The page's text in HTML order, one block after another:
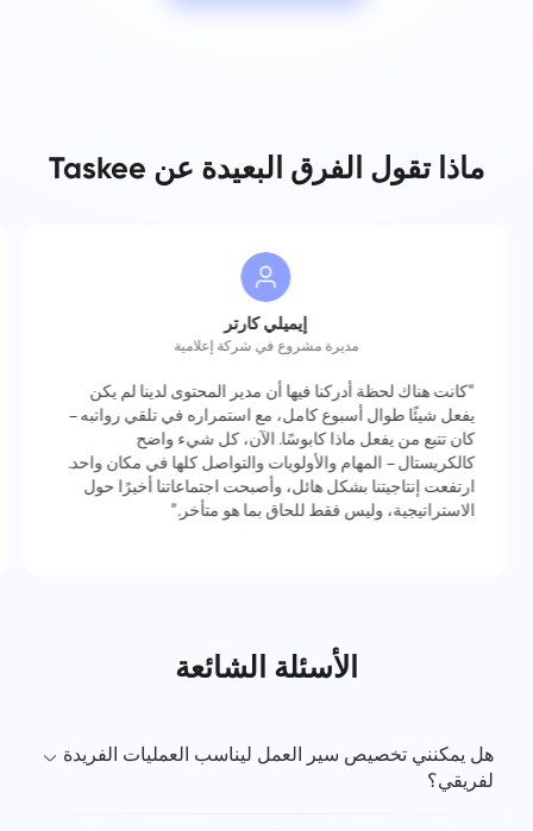
ماذا تقول الفرق البعيدة عن Taskee
إيميلي كارتر
مديرة مشروع في شركة إعلامية
“كانت هناك لحظة أدركنا فيها أن مدير المحتوى لدينا لم يكن
يفعل شيئًا طوال أسبوع كامل، مع استمراره في تلقي رواتبه –
كان تتبع من يفعل ماذا كابوسًا. الآن، كل شيء واضح
كالكريستال – المهام والأولويات والتواصل كلها في مكان واحد.
ارتفعت إنتاجيتنا بشكل هائل، وأصبحت اجتماعاتنا أخيرًا حول
الاستراتيجية، وليس فقط للحاق بما هو متأخر.”
الأسئلة الشائعة
هل يمكنني تخصيص سير العمل ليناسب العمليات الفريدة
لفريقي؟